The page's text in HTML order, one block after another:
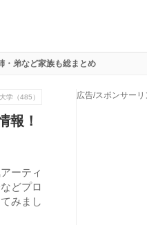
・弟など家族も総まとめ
大学（485）
報！
ーティ
どプロ
みまし
広告/スポンサーリ